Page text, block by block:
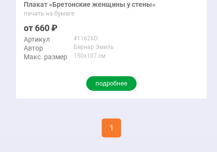
Плакат «Бретонские женщины у стены»
печать на бумаге
660
Артикул 411626D
Автор Бернар Эмиль
Макс. размер 150x107 см
подробнее
1